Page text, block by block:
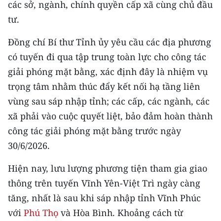
các sở, ngành, chính quyền cấp xã cùng chủ đầu
tư.
Đồng chí Bí thư Tỉnh ủy yêu cầu các địa phương
có tuyến đi qua tập trung toàn lực cho công tác
giải phóng mặt bằng, xác định đây là nhiệm vụ
trọng tâm nhằm thúc đẩy kết nối hạ tầng liên
vùng sau sáp nhập tỉnh; các cấp, các ngành, các
xã phải vào cuộc quyết liệt, bảo đảm hoàn thành
công tác giải phóng mặt bằng trước ngày
30/6/2026.
Hiện nay, lưu lượng phương tiện tham gia giao
thông trên tuyến Vĩnh Yên-Việt Trì ngày càng
tăng, nhất là sau khi sáp nhập tỉnh Vĩnh Phúc
với Phú Thọ và Hòa Bình. Khoảng cách từ